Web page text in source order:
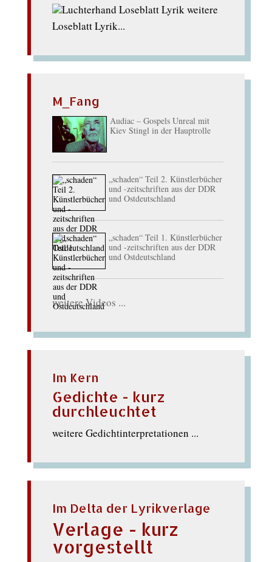
weitere
Loseblatt Lyrik...
M_Fang
Audiac – Gospels Unreal mit
Kiev Stingl in der Hauptrolle
„schaden“ Teil 2. Künstlerbücher
und -zeitschriften aus der DDR
und Ostdeutschland
„schaden“ Teil 1. Künstlerbücher
und -zeitschriften aus der DDR
und Ostdeutschland
weitere Videos ...
Im Kern
Gedichte - kurz
durchleuchtet
weitere Gedichtinterpretationen ...
Im Delta der Lyrikverlage
Verlage - kurz
vorgestellt